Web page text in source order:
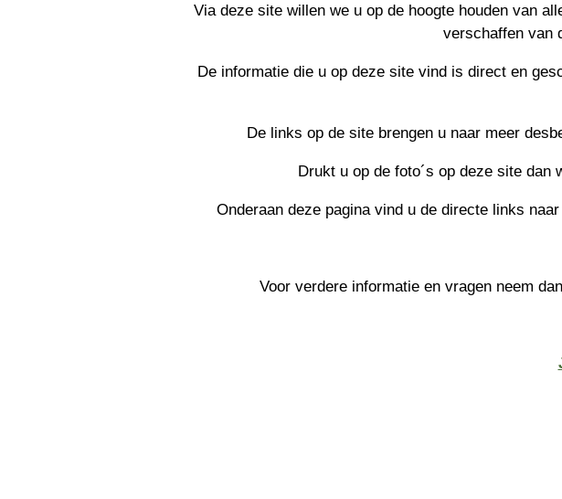
Via deze site willen we u op de hoogte houden van
verschaffen van
De informatie die u op deze site vind is direct en
De links op de site brengen u naar meer
Drukt u op de foto´s op deze site dan
Onderaan deze pagina vind u de directe links
Voor verdere informatie en vragen neem